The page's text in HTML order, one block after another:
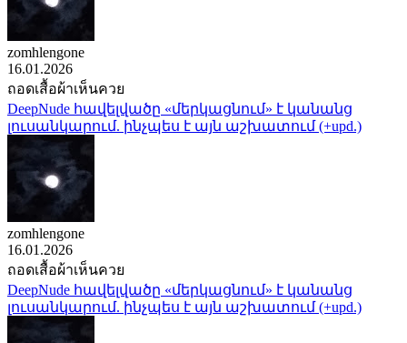
zomhlengone
16.01.2026
ถอดเสื้อผ้าเห็นควย
DeepNude հավելվածը «մերկացնում» է կանանց
լուսանկարում. ինչպես է այն աշխատում (+upd.)
zomhlengone
16.01.2026
ถอดเสื้อผ้าเห็นควย
DeepNude հավելվածը «մերկացնում» է կանանց
լուսանկարում. ինչպես է այն աշխատում (+upd.)